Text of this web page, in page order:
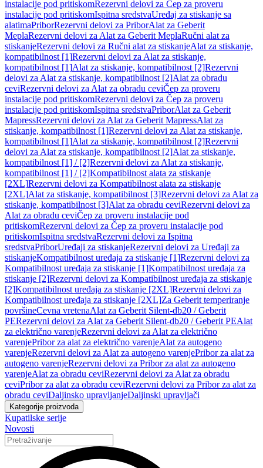
instalacije pod pritiskomRezervni delovi za Čep za proveru
instalacije pod pritiskomIspitna sredstvaUređaj za stiskanje sa
alatimaPriborRezervni delovi za PriborAlat za Geberit
MeplaRezervni delovi za Alat za Geberit MeplaRučni alat za
stiskanjeRezervni delovi za Ručni alat za stiskanjeAlat za stiskanje,
kompatibilnost [1]Rezervni delovi za Alat za stiskanje,
kompatibilnost [1]Alat za stiskanje, kompatibilnost [2]Rezervni
delovi za Alat za stiskanje, kompatibilnost [2]Alat za obradu
ceviRezervni delovi za Alat za obradu ceviČep za proveru
instalacije pod pritiskomRezervni delovi za Čep za proveru
instalacije pod pritiskomIspitna sredstvaPriborAlat za Geberit
MapressRezervni delovi za Alat za Geberit MapressAlat za
stiskanje, kompatibilnost [1]Rezervni delovi za Alat za stiskanje,
kompatibilnost [1]Alat za stiskanje, kompatibilnost [2]Rezervni
delovi za Alat za stiskanje, kompatibilnost [2]Alat za stiskanje,
kompatibilnost [1] / [2]Rezervni delovi za Alat za stiskanje,
kompatibilnost [1] / [2]Kompatibilnost alata za stiskanje
[2XL]Rezervni delovi za Kompatibilnost alata za stiskanje
[2XL]Alat za stiskanje, kompatibilnost [3]Rezervni delovi za Alat za
stiskanje, kompatibilnost [3]Alat za obradu ceviRezervni delovi za
Alat za obradu ceviČep za proveru instalacije pod
pritiskomRezervni delovi za Čep za proveru instalacije pod
pritiskomIspitna sredstvaRezervni delovi za Ispitna
sredstvaPriborUređaji za stiskanjeRezervni delovi za Uređaji za
stiskanjeKompatibilnost uređaja za stiskanje [1]Rezervni delovi za
Kompatibilnost uređaja za stiskanje [1]Kompatibilnost uređaja za
stiskanje [2]Rezervni delovi za Kompatibilnost uređaja za stiskanje
[2]Kompatibilnost uređaja za stiskanje [2XL]Rezervni delovi za
Kompatibilnost uređaja za stiskanje [2XL]Za Geberit temperiranje
površineCevna vretenaAlat za Geberit Silent-db20 / Geberit
PERezervni delovi za Alat za Geberit Silent-db20 / Geberit PEAlat
za električno varenjeRezervni delovi za Alat za električno
varenjePribor za alat za električno varenjeAlat za autogeno
varenjeRezervni delovi za Alat za autogeno varenjePribor za alat za
autogeno varenjeRezervni delovi za Pribor za alat za autogeno
varenjeAlat za obradu ceviRezervni delovi za Alat za obradu
ceviPribor za alat za obradu ceviRezervni delovi za Pribor za alat za
obradu ceviDaljinsko upravljanjeDaljinski upravljači
Kategorije proizvoda
Kupatilske serije
Novosti